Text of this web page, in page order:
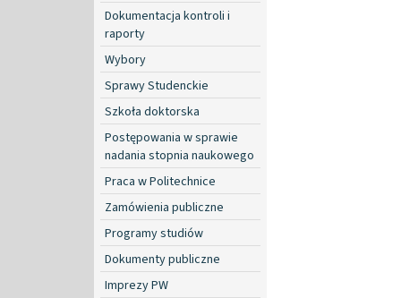
Dokumentacja kontroli i
raporty
Wybory
Sprawy Studenckie
Szkoła doktorska
Postępowania w sprawie
nadania stopnia naukowego
Praca w Politechnice
Zamówienia publiczne
Programy studiów
Dokumenty publiczne
Imprezy PW